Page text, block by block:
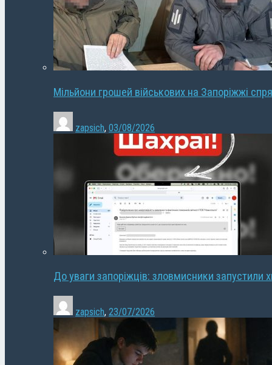
Мільйони грошей військових на Запоріжжі
zapsich, 03/08/2026
До уваги запоріжців: зловмисники запустили
zapsich, 23/07/2026